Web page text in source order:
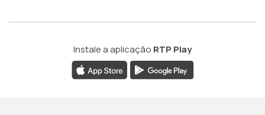
Instale a aplicação RTP Play